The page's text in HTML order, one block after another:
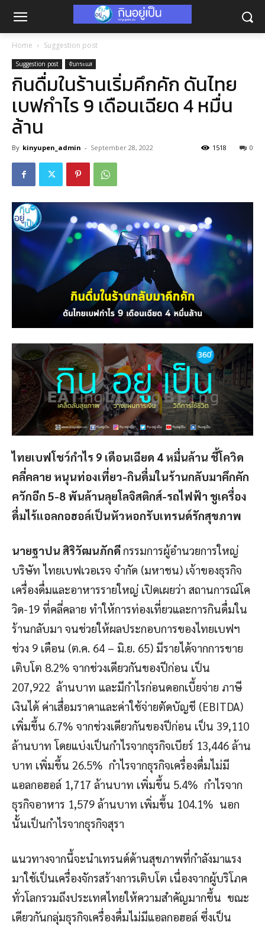
Home Suggestion post
Suggestion post จับกระแส
กินดื่มในร้านเริ่มคึกคัก ดันไทย
เบฟกำไร 9 เดือนเฉียด 4 หมื่น
ล้าน
By kinyupen_admin - September 28, 2022 0
1518
ไทยเบฟโชว์กำไร 9 เดือนเฉียด 4 หมื่นล้าน ชี้โควิด
คลี่คลาย หนุนท่องเที่ยว-กินดื่มในร้านกลับมาคึกคัก
ควักอีก 5-8 พันล้านลุยโลจิสติกส์-รถไฟฟ้า ชูเครื่อง
ดื่มไร้แอลกอฮอล์เป็นหัวหอกรับเทรนด์รักสุขภาพ
นายฐาปน สิริวัฒนภักดีกรรมการผู้อำนวยการใหญ่
บริษัท ไทยเบฟเวอเรจ จำกัด (มหาชน) เจ้าของธุรกิจ
เครื่องดื่มและอาหารรายใหญ่ เปิดเผยว่า สถานการณ์โค
วิด-19 ที่คลี่คลาย ทำให้การท่องเที่ยวและการกินดื่มใน
ร้านกลับมา จนช่วยให้ผลประกอบการของไทยเบฟฯ
ช่วง 9 เดือน (ต.ค. 64 – มิ.ย. 65) มีรายได้จากการขาย
เติบโต 8.2% จากช่วงเดียวกันของปีก่อน เป็น
207,922 ล้านบาท และมีกำไรก่อนดอกเบี้ยจ่าย ภาษี
เงินได้ ค่าเสื่อมราคาและค่าใช้จ่ายตัดบัญชี (EBITDA)
เพิ่มขึ้น 6.7% จากช่วงเดียวกันของปีก่อน เป็น 39,110
ล้านบาท โดยแบ่งเป็นกำไรจากธุรกิจเบียร์ 13,446 ล้าน
บาท เพิ่มขึ้น 26.5% กำไรจากธุรกิจเครื่องดื่มไม่มี
แอลกอฮอล์ 1,717 ล้านบาท เพิ่มขึ้น 5.4% กำไรจาก
ธุรกิจอาหาร 1,579 ล้านบาท เพิ่มขึ้น 104.1% นอก
นั้นเป็นกำไรจากธุรกิจสุรา
แนวทางจากนี้จะนำเทรนด์ด้านสุขภาพที่กำลังมาแรง
มาใช้เป็นเครื่องจักรสร้างการเติบโต เนื่องจากผู้บริโภค
ทั่วโลกรวมถึงประเทศไทยให้ความสำคัญมากขึ้น ขณะ
เดียวกันกลุ่มธุรกิจเครื่องดื่มไม่มีแอลกอฮอล์ ซึ่งเป็น